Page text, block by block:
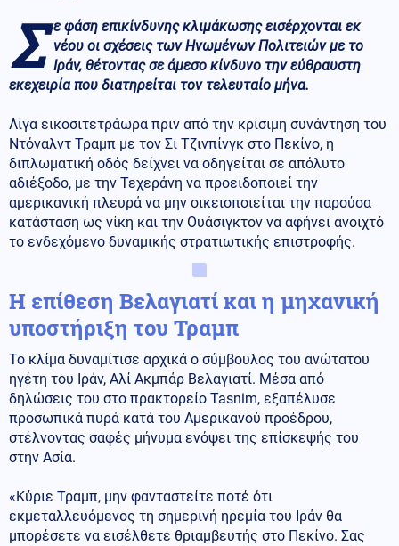
Σ ε φάση επικίνδυνης κλιμάκωσης εισέρχονται εκ
νέου οι σχέσεις των Ηνωμένων Πολιτειών με το
Ιράν, θέτοντας σε άμεσο κίνδυνο την εύθραυστη
εκεχειρία που διατηρείται τον τελευταίο μήνα.
Λίγα εικοσιτετράωρα πριν από την κρίσιμη συνάντηση του
Ντόναλντ Τραμπ με τον Σι Τζινπίνγκ στο Πεκίνο, η
διπλωματική οδός δείχνει να οδηγείται σε απόλυτο
αδιέξοδο, με την Τεχεράνη να προειδοποιεί την
αμερικανική πλευρά να μην οικειοποιείται την παρούσα
κατάσταση ως νίκη και την Ουάσιγκτον να αφήνει ανοιχτό
το ενδεχόμενο δυναμικής στρατιωτικής επιστροφής.
Η επίθεση Βελαγιατί και η μηχανική
υποστήριξη του Τραμπ
Το κλίμα δυναμίτισε αρχικά ο σύμβουλος του ανώτατου
ηγέτη του Ιράν, Αλί Ακμπάρ Βελαγιατί. Μέσα από
δηλώσεις του στο πρακτορείο Tasnim, εξαπέλυσε
προσωπικά πυρά κατά του Αμερικανού προέδρου,
στέλνοντας σαφές μήνυμα ενόψει της επίσκεψής του
στην Ασία.
«Κύριε Τραμπ, μην φανταστείτε ποτέ ότι
εκμεταλλευόμενος τη σημερινή ηρεμία του Ιράν θα
μπορέσετε να εισέλθετε θριαμβευτής στο Πεκίνο. Σας